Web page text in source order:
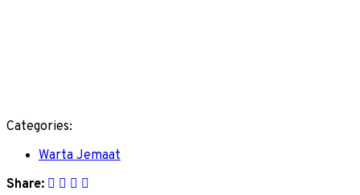
Categories:
Warta Jemaat
Share: